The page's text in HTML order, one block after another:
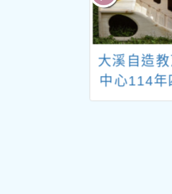
大溪自造
中心114年